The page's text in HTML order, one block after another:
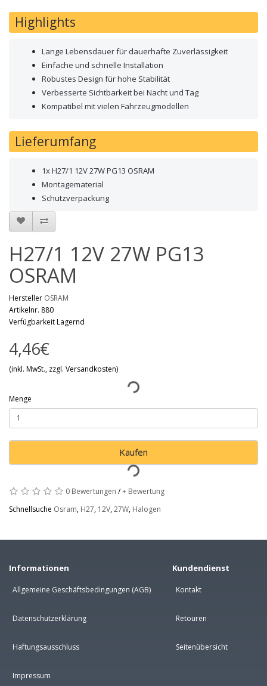
Highlights
Lange Lebensdauer für dauerhafte Zuverlässigkeit
Einfache und schnelle Installation
Robustes Design für hohe Stabilität
Verbesserte Sichtbarkeit bei Nacht und Tag
Kompatibel mit vielen Fahrzeugmodellen
Lieferumfang
1x H27/1 12V 27W PG13 OSRAM
Montagematerial
Schutzverpackung
H27/1 12V 27W PG13
OSRAM
Hersteller OSRAM
Artikelnr. 880
Verfügbarkeit Lagernd
4,46€
(inkl. MwSt., zzgl. Versandkosten)
Menge
Kaufen
0 Bewertungen /+ Bewertung
Schnellsuche Osram, H27, 12V,27W, Halogen
Informationen
Allgemeine Geschäftsbedingungen (AGB)
Datenschutzerklärung
Haftungsausschluss
Impressum
Kundendienst
Kontakt
Retouren
Seitenübersicht